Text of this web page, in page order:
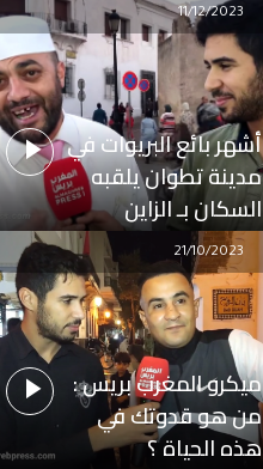
أشهر بائع البريوات في
مدينة تطوان يلقبه
السكان بـ الزاين
11/12/2023
ميكرو المغرب بريس :
من هو قدوتك في
هذه الحياة ؟
21/10/2023